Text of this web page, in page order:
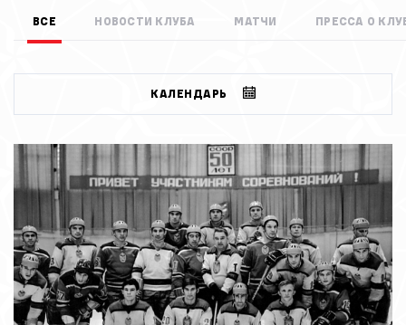
ВСЕ НОВОСТИ КЛУБА МАТЧИ ПРЕССА О
КАЛЕНДАРЬ